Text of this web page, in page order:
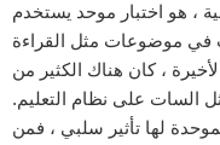
، هو اختبار موحد يستخدم
موضوعات مثل القراءة
، كان هناك الكثير من
السات على نظام التعليم.
لها تأثير سلبي ، فمن